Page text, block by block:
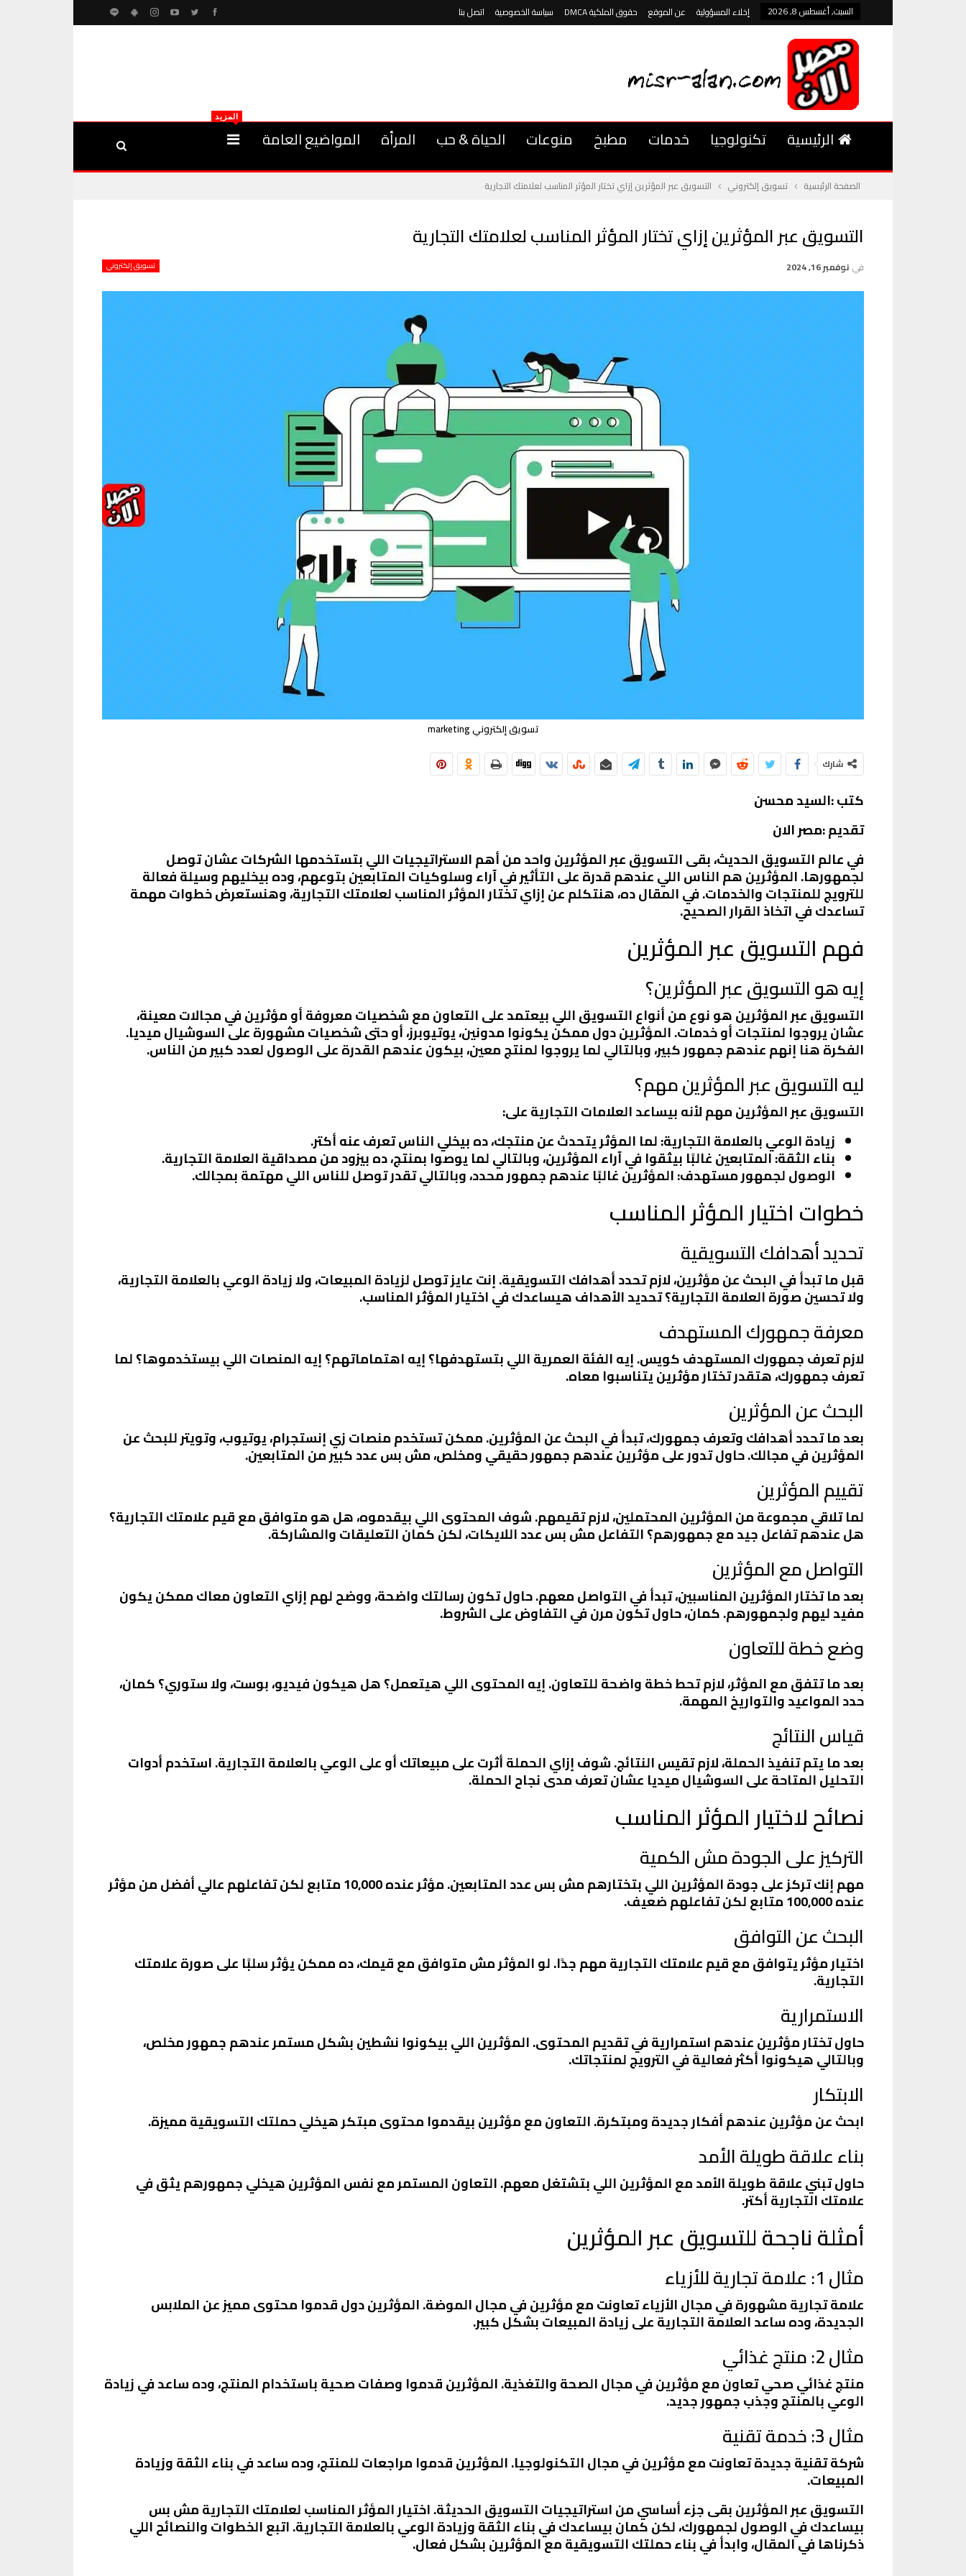
السبت, أغسطس 8, 2026 إخلاء المسؤولية عن الموقع حقوق الملكية DMCA سياسة الخصوصية اتصل بنا
الرئيسية تكنولوجيا خدمات مطبخ منوعات الحياة & حب المرأة المواضيع العامة
المزيد
الصفحة الرئيسية تسويق إلكتروني التسويق عبر المؤثرين إزاي تختار المؤثر المناسب لعلامتك التجارية
التسويق عبر المؤثرين إزاي تختار المؤثر المناسب لعلامتك التجارية
تسويق إلكتروني في نوفمبر 16, 2024
تسويق إلكتروني marketing
شارك
كتب :السيد محسن
تقديم :مصر الان
في عالم التسويق الحديث، بقى التسويق عبر المؤثرين واحد من أهم الاستراتيجيات اللي بتستخدمها الشركات عشان توصل
لجمهورها. المؤثرين هم الناس اللي عندهم قدرة على التأثير في آراء وسلوكيات المتابعين بتوعهم، وده بيخليهم وسيلة فعالة
للترويج للمنتجات والخدمات. في المقال ده، هنتكلم عن إزاي تختار المؤثر المناسب لعلامتك التجارية، وهنستعرض خطوات مهمة
تساعدك في اتخاذ القرار الصحيح.
فهم التسويق عبر المؤثرين
إيه هو التسويق عبر المؤثرين؟
التسويق عبر المؤثرين هو نوع من أنواع التسويق اللي بيعتمد على التعاون مع شخصيات معروفة أو مؤثرين في مجالات معينة،
عشان يروجوا لمنتجات أو خدمات. المؤثرين دول ممكن يكونوا مدونين، يوتيوبرز، أو حتى شخصيات مشهورة على السوشيال ميديا.
الفكرة هنا إنهم عندهم جمهور كبير، وبالتالي لما يروجوا لمنتج معين، بيكون عندهم القدرة على الوصول لعدد كبير من الناس.
ليه التسويق عبر المؤثرين مهم؟
التسويق عبر المؤثرين مهم لأنه بيساعد العلامات التجارية على:
زيادة الوعي بالعلامة التجارية: لما المؤثر يتحدث عن منتجك، ده بيخلي الناس تعرف عنه أكتر.
بناء الثقة: المتابعين غالبًا بيثقوا في آراء المؤثرين، وبالتالي لما يوصوا بمنتج، ده بيزود من مصداقية العلامة التجارية.
الوصول لجمهور مستهدف: المؤثرين غالبًا عندهم جمهور محدد، وبالتالي تقدر توصل للناس اللي مهتمة بمجالك.
خطوات اختيار المؤثر المناسب
تحديد أهدافك التسويقية
قبل ما تبدأ في البحث عن مؤثرين، لازم تحدد أهدافك التسويقية. إنت عايز توصل لزيادة المبيعات، ولا زيادة الوعي بالعلامة التجارية،
ولا تحسين صورة العلامة التجارية؟ تحديد الأهداف هيساعدك في اختيار المؤثر المناسب.
معرفة جمهورك المستهدف
لازم تعرف جمهورك المستهدف كويس. إيه الفئة العمرية اللي بتستهدفها؟ إيه اهتماماتهم؟ إيه المنصات اللي بيستخدموها؟ لما
تعرف جمهورك، هتقدر تختار مؤثرين يتناسبوا معاه.
البحث عن المؤثرين
بعد ما تحدد أهدافك وتعرف جمهورك، تبدأ في البحث عن المؤثرين. ممكن تستخدم منصات زي إنستجرام، يوتيوب، وتويتر للبحث عن
المؤثرين في مجالك. حاول تدور على مؤثرين عندهم جمهور حقيقي ومخلص، مش بس عدد كبير من المتابعين.
تقييم المؤثرين
لما تلاقي مجموعة من المؤثرين المحتملين، لازم تقيمهم. شوف المحتوى اللي بيقدموه، هل هو متوافق مع قيم علامتك التجارية؟
هل عندهم تفاعل جيد مع جمهورهم؟ التفاعل مش بس عدد اللايكات، لكن كمان التعليقات والمشاركة.
التواصل مع المؤثرين
بعد ما تختار المؤثرين المناسبين، تبدأ في التواصل معهم. حاول تكون رسالتك واضحة، ووضح لهم إزاي التعاون معاك ممكن يكون
مفيد ليهم ولجمهورهم. كمان، حاول تكون مرن في التفاوض على الشروط.
وضع خطة للتعاون
بعد ما تتفق مع المؤثر، لازم تحط خطة واضحة للتعاون. إيه المحتوى اللي هيتعمل؟ هل هيكون فيديو، بوست، ولا ستوري؟ كمان،
حدد المواعيد والتواريخ المهمة.
قياس النتائج
بعد ما يتم تنفيذ الحملة، لازم تقيس النتائج. شوف إزاي الحملة أثرت على مبيعاتك أو على الوعي بالعلامة التجارية. استخدم أدوات
التحليل المتاحة على السوشيال ميديا عشان تعرف مدى نجاح الحملة.
نصائح لاختيار المؤثر المناسب
التركيز على الجودة مش الكمية
مهم إنك تركز على جودة المؤثرين اللي بتختارهم مش بس عدد المتابعين. مؤثر عنده 10,000 متابع لكن تفاعلهم عالي أفضل من مؤثر
عنده 100,000 متابع لكن تفاعلهم ضعيف.
البحث عن التوافق
اختيار مؤثر يتوافق مع قيم علامتك التجارية مهم جدًا. لو المؤثر مش متوافق مع قيمك، ده ممكن يؤثر سلبًا على صورة علامتك
التجارية.
الاستمرارية
حاول تختار مؤثرين عندهم استمرارية في تقديم المحتوى. المؤثرين اللي بيكونوا نشطين بشكل مستمر عندهم جمهور مخلص،
وبالتالي هيكونوا أكثر فعالية في الترويج لمنتجاتك.
الابتكار
ابحث عن مؤثرين عندهم أفكار جديدة ومبتكرة. التعاون مع مؤثرين بيقدموا محتوى مبتكر هيخلي حملتك التسويقية مميزة.
بناء علاقة طويلة الأمد
حاول تبني علاقة طويلة الأمد مع المؤثرين اللي بتشتغل معهم. التعاون المستمر مع نفس المؤثرين هيخلي جمهورهم يثق في
علامتك التجارية أكتر.
أمثلة ناجحة للتسويق عبر المؤثرين
مثال 1: علامة تجارية للأزياء
علامة تجارية مشهورة في مجال الأزياء تعاونت مع مؤثرين في مجال الموضة. المؤثرين دول قدموا محتوى مميز عن الملابس
الجديدة، وده ساعد العلامة التجارية على زيادة المبيعات بشكل كبير.
مثال 2: منتج غذائي
منتج غذائي صحي تعاون مع مؤثرين في مجال الصحة والتغذية. المؤثرين قدموا وصفات صحية باستخدام المنتج، وده ساعد في زيادة
الوعي بالمنتج وجذب جمهور جديد.
مثال 3: خدمة تقنية
شركة تقنية جديدة تعاونت مع مؤثرين في مجال التكنولوجيا. المؤثرين قدموا مراجعات للمنتج، وده ساعد في بناء الثقة وزيادة
المبيعات.
التسويق عبر المؤثرين بقى جزء أساسي من استراتيجيات التسويق الحديثة. اختيار المؤثر المناسب لعلامتك التجارية مش بس
بيساعدك في الوصول لجمهورك، لكن كمان بيساعدك في بناء الثقة وزيادة الوعي بالعلامة التجارية. اتبع الخطوات والنصائح اللي
ذكرناها في المقال، وابدأ في بناء حملتك التسويقية مع المؤثرين بشكل فعال.